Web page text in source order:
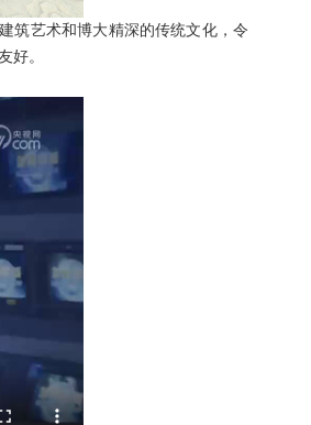
筑艺术和博大精深的传统文化，令
好。